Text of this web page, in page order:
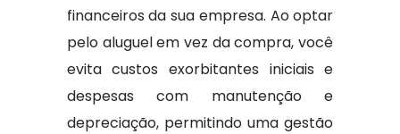
financeiros da sua empresa. Ao optar
pelo aluguel em vez da compra, você
evita custos exorbitantes iniciais e
despesas com manutenção e
depreciação, permitindo uma gestão